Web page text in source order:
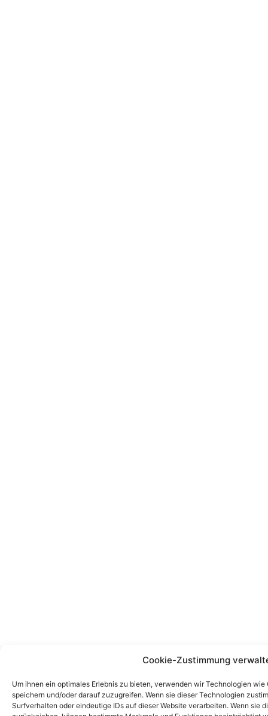
Cookie-Zustimmung
Um ihnen ein optimales Erlebnis zu bieten, verwenden wir Technologien
speichern und/oder darauf zuzugreifen. Wenn sie dieser Technologien
Surfverhalten oder eindeutige IDs auf dieser Website verarbeiten. Wenn sie